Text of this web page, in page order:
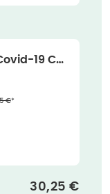
19 Co
Preis (U V P)
€*
30,25 €